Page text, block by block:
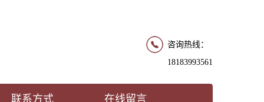
咨询热线：
18183993561
联系方式 在线留言